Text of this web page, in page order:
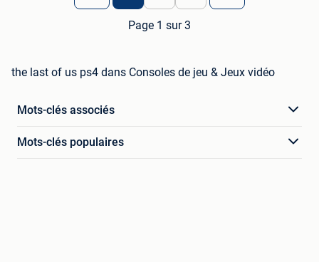
Page 1 sur 3
the last of us ps4 dans Consoles de jeu & Jeux vidéo
Mots-clés associés
Mots-clés populaires